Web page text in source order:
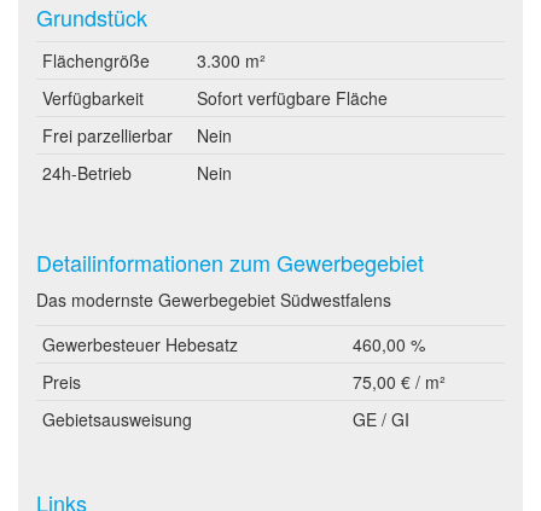
Grundstück
Flächengröße
3.300 m²
Verfügbarkeit
Sofort verfügbare Fläche
Frei parzellierbar
Nein
24h-Betrieb
Nein
Detailinformationen zum Gewerbegebiet
Das modernste Gewerbegebiet Südwestfalens
Gewerbesteuer Hebesatz
460,00 %
Preis
75,00 € / m²
Gebietsausweisung
GE / GI
Links